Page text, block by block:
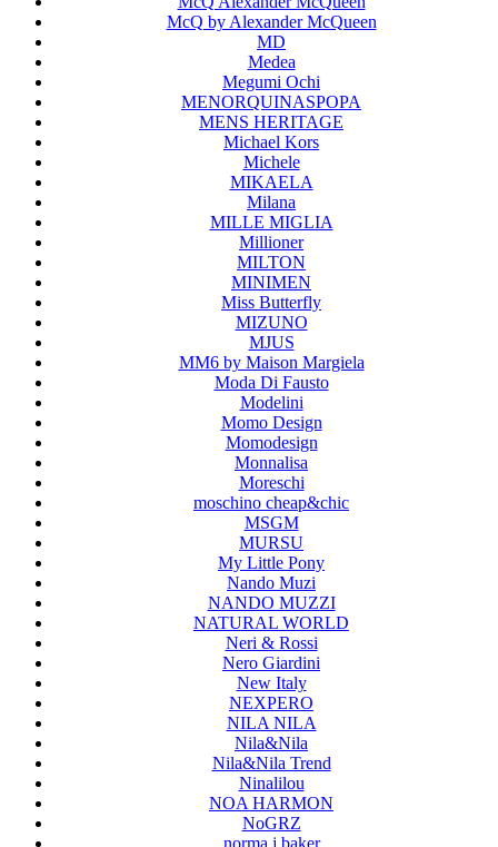
McQ by Alexander McQueen
MD
Medea
Megumi Ochi
MENORQUINASPOPA
MENS HERITAGE
Michael Kors
Michele
MIKAELA
Milana
MILLE MIGLIA
Millioner
MILTON
MINIMEN
Miss Butterfly
MIZUNO
MJUS
MM6 by Maison Margiela
Moda Di Fausto
Modelini
Momo Design
Momodesign
Monnalisa
Moreschi
moschino cheap&chic
MSGM
MURSU
My Little Pony
Nando Muzi
NANDO MUZZI
NATURAL WORLD
Neri & Rossi
Nero Giardini
New Italy
NEXPERO
NILA NILA
Nila&Nila
Nila&Nila Trend
Ninalilou
NOA HARMON
NoGRZ
norma j baker